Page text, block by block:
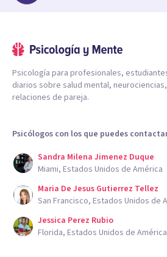
Psicología para profesionales,
diarios sobre salud mental,
relaciones de pareja.
Psicólogos con los que puedes
Sandra Milena Jimenez Duque
Miami, Estados Unidos de América
Maria De Jesus Gutierrez Tellez
San Francisco, Estados Unidos de
Jessica Perez Rubio
Florida, Estados Unidos de América